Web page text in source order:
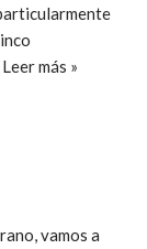
Leer más »
vamos a